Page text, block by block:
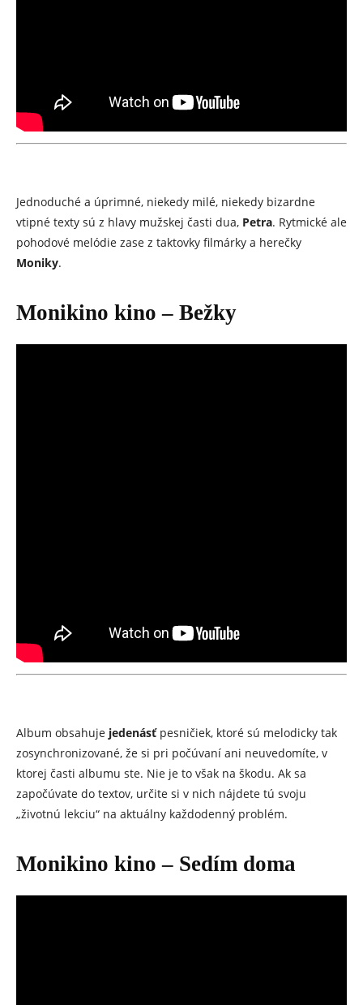
Jednoduché a úprimné, niekedy milé, niekedy bizardne
vtipné texty sú z hlavy mužskej časti dua, Petra. Rytmické ale
pohodové melódie zase z taktovky filmárky a herečky
Moniky.
Monikino kino – Bežky
Album obsahuje jedenásťpesničiek, ktoré sú melodicky tak
zosynchronizované, že si pri počúvaní ani neuvedomíte, v
ktorej časti albumu ste. Nie je to však na škodu. Ak sa
započúvate do textov, určite si v nich nájdete tú svoju
„životnú lekciu“ na aktuálny každodenný problém.
Monikino kino – Sedím doma